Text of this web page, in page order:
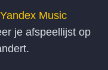
Yandex Music
je afspeellijst op